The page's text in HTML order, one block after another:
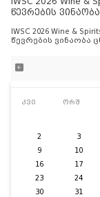
წევრების
IWSC 2026 Wine &
წევრების ვინაობა
კვი ორშ
2
3
9
10
16
17
23
24
30
31